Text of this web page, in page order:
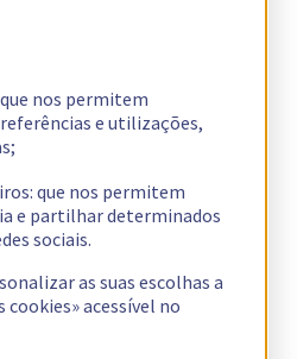
nos permitem
e utilizações,
que nos permitem
e partilhar determinados
sociais.
as suas escolhas a
acessível no